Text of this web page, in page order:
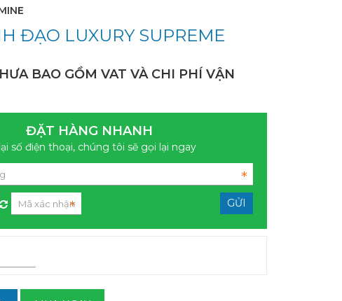
ĐẠO LUXURY SUPREME
BAO GỒM VAT VÀ CHI PHÍ VẬN
ĐẶT HÀNG NHANH
số điện thoại, chúng tôi sẽ gọi lại ngay